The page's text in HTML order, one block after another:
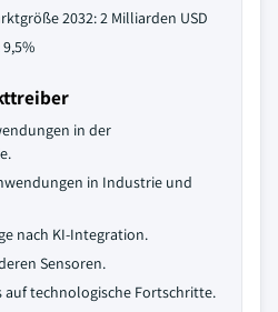
2032: 2 Milliarden USD
9,5%
in der
in Industrie und
nach KI-Integration.
Sensoren.
auf technologische Fortschritte.